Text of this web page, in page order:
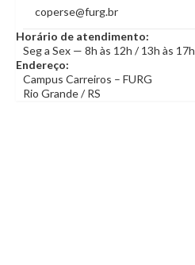
coperse@furg.br
Horário de atendimento:
Seg a Sex — 8h às 12h / 13h às 17h
Endereço:
Campus Carreiros – FURG
Rio Grande / RS